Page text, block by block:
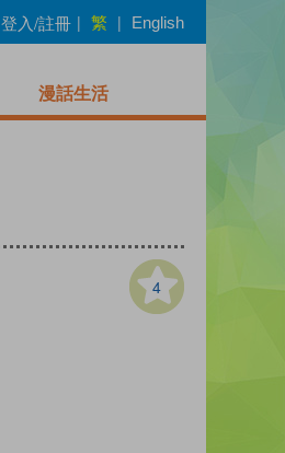
登入/註冊 | 繁 | English
漫話生活
4